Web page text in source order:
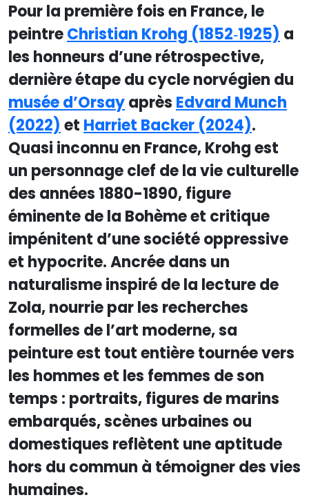
Pour la première fois en France, le
peintreChristian Krohg (1852‑1925) a
les honneurs d’une rétrospective,
dernière étape du cycle norvégien du
musée d’Orsayaprès Edvard Munch
(2022) et Harriet Backer (2024).
Quasi inconnu en France, Krohg est
un personnage clef de la vie culturelle
des années 1880-1890, figure
éminente de la Bohème et critique
impénitent d’une société oppressive
et hypocrite. Ancrée dans un
naturalisme inspiré de la lecture de
Zola, nourrie par les recherches
formelles de l’art moderne, sa
peinture est tout entière tournée vers
les hommes et les femmes de son
temps : portraits, figures de marins
embarqués, scènes urbaines ou
domestiques reflètent une aptitude
hors du commun à témoigner des vies
humaines.